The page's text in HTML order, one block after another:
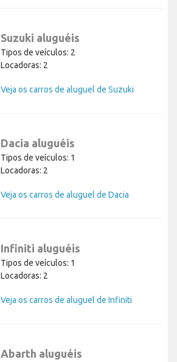
Suzuki aluguéis
Tipos de veículos: 2
Locadoras: 2
Veja os carros de aluguel de Suzuki
Dacia aluguéis
Tipos de veículos: 1
Locadoras: 2
Veja os carros de aluguel de Dacia
Infiniti aluguéis
Tipos de veículos: 1
Locadoras: 2
Veja os carros de aluguel de Infiniti
Abarth aluguéis